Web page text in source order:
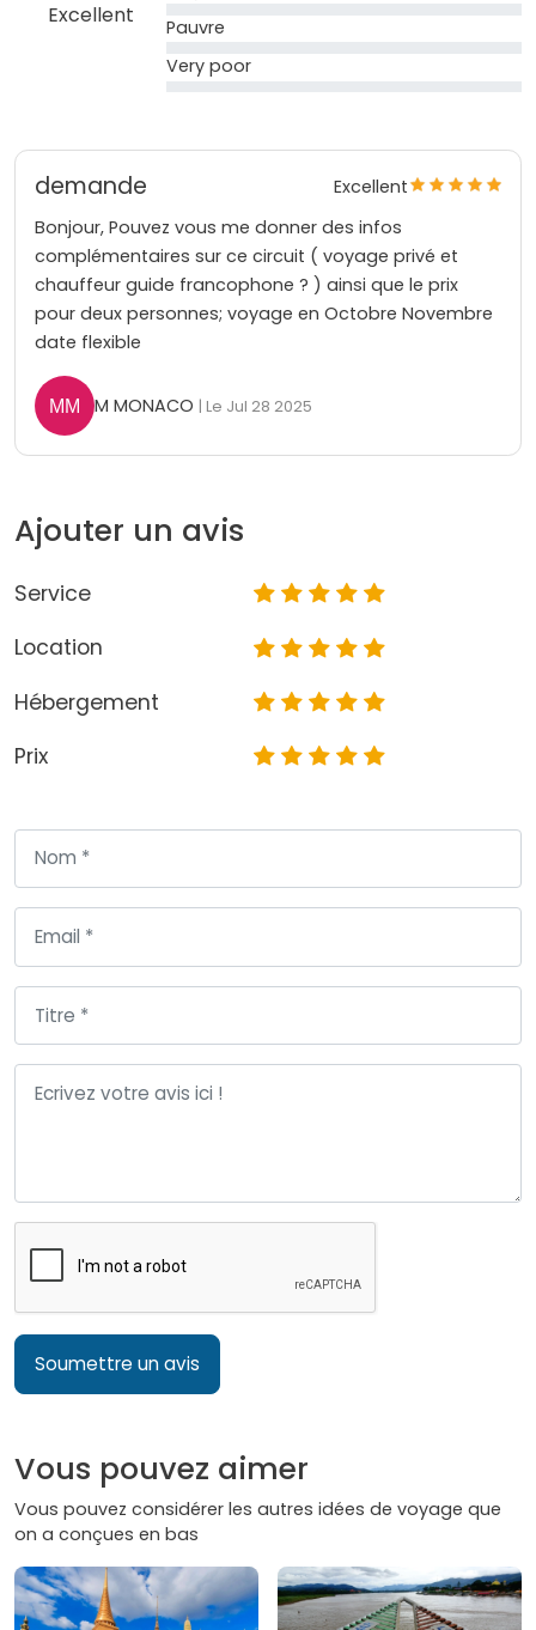
Excellent
Pauvre
Very poor
demande
Excellent
Bonjour, Pouvez vous me donner des infos
complémentaires sur ce circuit ( voyage privé et
chauffeur guide francophone ? ) ainsi que le prix
pour deux personnes; voyage en Octobre Novembre
date flexible
M MONACO | Le Jul 28 2025
Ajouter un avis
Service
Location
Hébergement
Prix
Soumettre un avis
Vous pouvez aimer
Vous pouvez considérer les autres idées de voyage que
on a conçues en bas